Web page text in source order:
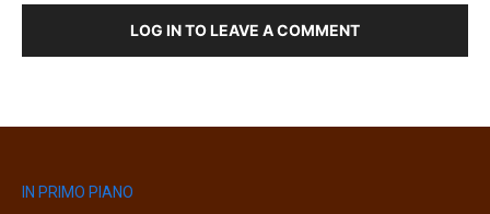
LOG IN TO LEAVE A COMMENT
IN PRIMO PIANO